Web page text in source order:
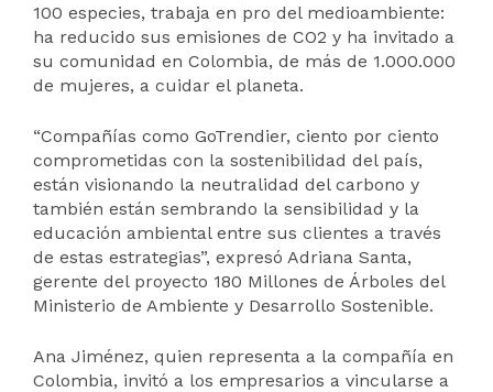
100 especies, trabaja en pro del medioambiente:
ha reducido sus emisiones de CO2 y ha invitado a
su comunidad en Colombia, de más de 1.000.000
de mujeres, a cuidar el planeta.
“Compañías como GoTrendier, ciento por ciento
comprometidas con la sostenibilidad del país,
están visionando la neutralidad del carbono y
también están sembrando la sensibilidad y la
educación ambiental entre sus clientes a través
de estas estrategias”, expresó Adriana Santa,
gerente del proyecto 180 Millones de Árboles del
Ministerio de Ambiente y Desarrollo Sostenible.
Ana Jiménez, quien representa a la compañía en
Colombia, invitó a los empresarios a vincularse a